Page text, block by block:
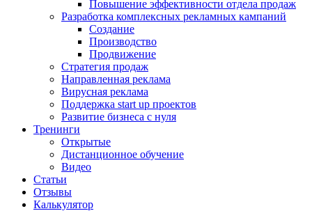
Повышение эффективности отдела продаж
Разработка комплексных рекламных кампаний
Создание
Производство
Продвижение
Стратегия продаж
Направленная реклама
Вирусная реклама
Поддержка start up проектов
Развитие бизнеса с нуля
Тренинги
Открытые
Дистанционное обучение
Видео
Статьи
Отзывы
Калькулятор